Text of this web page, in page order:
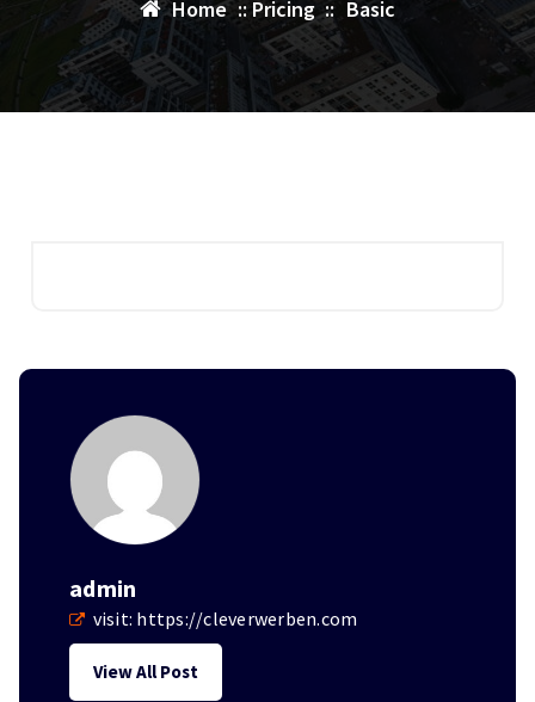
Home :: Pricing:: Basic
admin
visit: https://cleverwerben.com
View All Post